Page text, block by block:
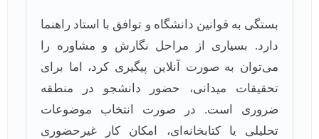
بستگی به قوانین دانشگاه و توافق با استاد راهنما
دارد. بسیاری از مراحل نگارش و مشاوره را
می‌توان به صورت آنلاین پیگیری کرد، اما برای
تحقیقات میدانی، حضور دانشجو در منطقه
ضروری است. در صورت انتخاب موضوعات
تحلیلی یا کتابخانه‌ای، امکان کار غیرحضوری